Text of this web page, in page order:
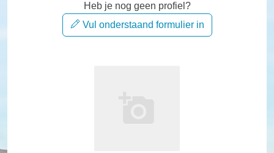
Heb je nog geen profiel?
Vul onderstaand formulier in